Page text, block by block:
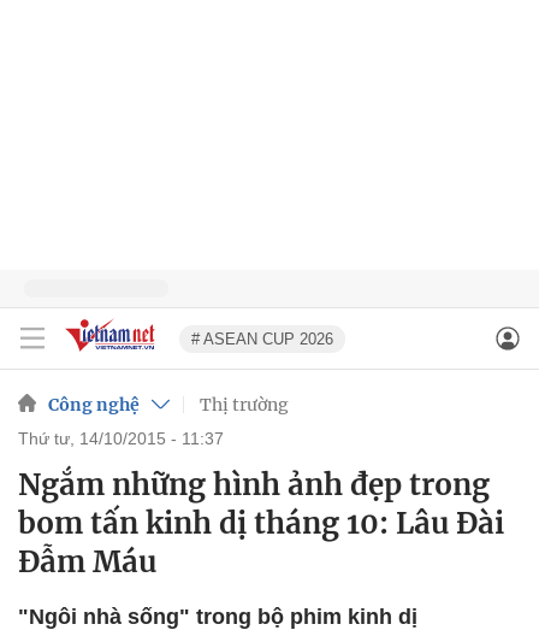
# ASEAN CUP 2026
Công nghệ Thị trường
thứ tư, 14/10/2015 - 11:37
Ngắm những hình ảnh đẹp trong
bom tấn kinh dị tháng 10: Lâu Đài
Đẫm Máu
"Ngôi nhà sống" trong bộ phim kinh dị